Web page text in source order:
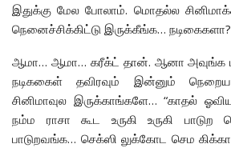
இதுக்கு மேல போலாம். மொதல்ல
நெனைச்சிக்கிட்டு இருக்கீங்க… நடிகைகளா?
ஆமா… ஆமா… கரீக்ட் தான். ஆனா அவுங்க
நடிககைள் தவிரவும் இன்னும்
சினிமாவுல இருக்காங்களே… “காதல்
நம்ம ராசா கூட உருகி உருகி பாடுற
பாடுறவங்க… செக்ஸி லுக்கோட செம கிக்கா